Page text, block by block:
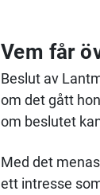
Vem får
Beslut av
om det gått
om beslutet
Med det
ett intresse